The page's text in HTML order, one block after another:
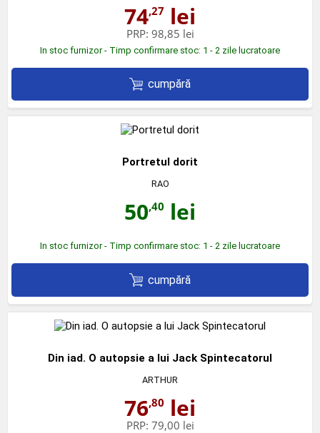
74,27 lei
PRP: 98,85 lei
In stoc furnizor - Timp confirmare stoc: 1 - 2 zile lucratoare
cumpără
Portretul dorit
RAO
50,40 lei
In stoc furnizor - Timp confirmare stoc: 1 - 2 zile lucratoare
cumpără
Din iad. O autopsie a lui Jack Spintecatorul
ARTHUR
76,80 lei
PRP: 79,00 lei